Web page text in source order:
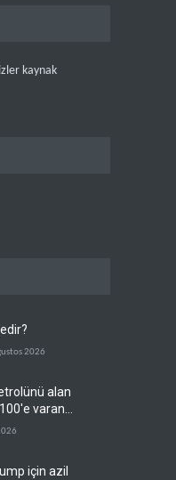
kaynak
2026
alan
varan
için azil